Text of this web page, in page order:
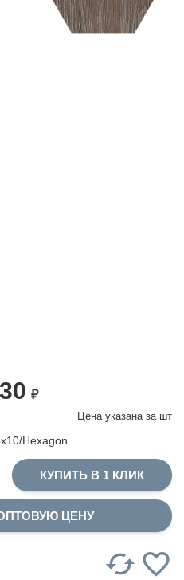
₽
Цена указана за шт
Hexagon
КУПИТЬ В 1 КЛИК
ЦЕНУ